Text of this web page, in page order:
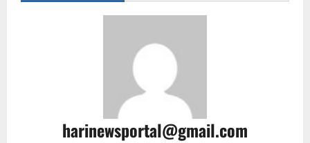
harinewsportal@gmail.com